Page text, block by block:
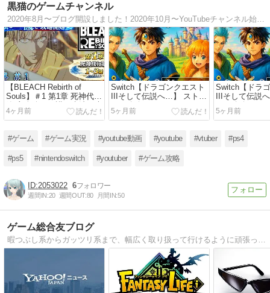
黒猫のゲームチャンネル
【BLEACH Rebirth of
Souls】＃1 第1章 死神代行
篇 主人公・一護で歩法→大
技で1〜3話ノーダメ攻略
4ヶ月前
Switch【ドラゴンクエスト
IIIそして伝説へ…】 ストー
リー攻略 Chapter1 #1 勇
者、歴代人気キャラと旅に
5ヶ月前
Switch【ドラ
IIIそして伝説
リー攻略
者、歴代人気
5ヶ月前
#ゲーム #ゲーム実況 #youtube動画 #youtube #vtuber #ps4
#ps5 #nintendoswitch #youtuber #ゲーム攻略
2053022 6
週間IN:20 週間OUT:80 月間IN:50
ゲーム総合友ブログ
暇つぶし系からガッツリ系まで、幅広く取り扱って行けるように頑張っています。ゲーム情報からおすすめ出来るもの・関連したニュースなど取り扱って行きます。ぜひ見てみて下さい。